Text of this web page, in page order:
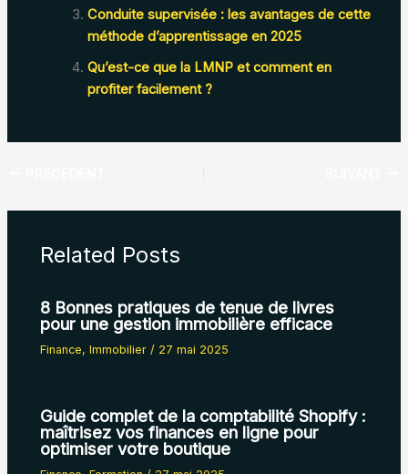
Conduite supervisée : les avantages de cette
méthode d’apprentissage en 2025
Qu’est-ce que la LMNP et comment en
profiter facilement ?
Related Posts
8 Bonnes pratiques de tenue de livres
pour une gestion immobilière efficace
Finance,Immobilier / 27 mai 2025
Guide complet de la comptabilité Shopify :
maîtrisez vos finances en ligne pour
optimiser votre boutique